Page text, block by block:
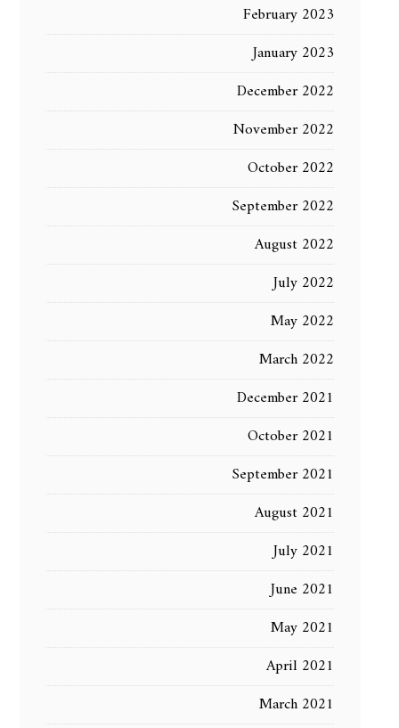
February 2023
January 2023
December 2022
November 2022
October 2022
September 2022
August 2022
July 2022
May 2022
March 2022
December 2021
October 2021
September 2021
August 2021
July 2021
June 2021
May 2021
April 2021
March 2021